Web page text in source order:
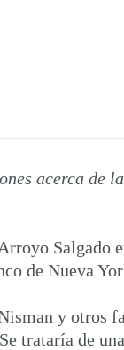
acerca de
Salgado
de Nueva
y otros
trataría de